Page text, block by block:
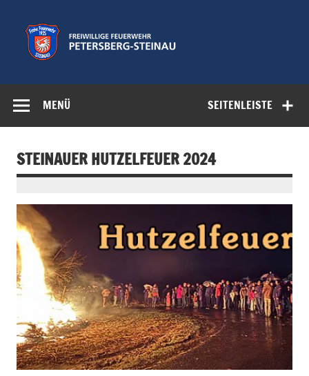
springen
Feuerwehr
Petersberg-
SEITENLEISTE
MENÜ
STEINAUER HUTZELFEUER 2024